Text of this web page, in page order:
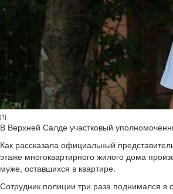
[1]
В Верхней Салде участковый
Как рассказала официальный
этаже многоквартирного жилого дома
муже, оставшихся в квартире.
Сотрудник полиции три раза поднимался